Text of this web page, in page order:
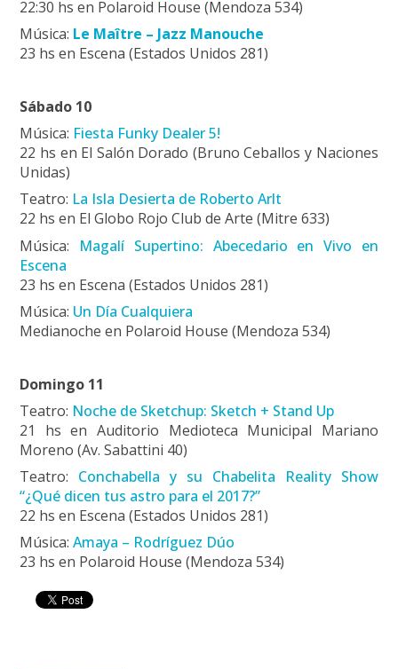
22:30 hs en Polaroid House (Mendoza 534)
Música: Le Maître – Jazz Manouche
23 hs en Escena (Estados Unidos 281)
Sábado 10
Música: Fiesta Funky Dealer 5!
22 hs en El Salón Dorado (Bruno Ceballos y Naciones
Unidas)
Teatro: La Isla Desierta de Roberto Arlt
22 hs en El Globo Rojo Club de Arte (Mitre 633)
Música: Magalí Supertino: Abecedario en Vivo en
Escena
23 hs en Escena (Estados Unidos 281)
Música: Un Día Cualquiera
Medianoche en Polaroid House (Mendoza 534)
Domingo 11
Teatro: Noche de Sketchup: Sketch + Stand Up
21 hs en Auditorio Medioteca Municipal Mariano
Moreno (Av. Sabattini 40)
Teatro: Conchabella y su Chabelita Reality Show
“¿Qué dicen tus astro para el 2017?”
22 hs en Escena (Estados Unidos 281)
Música:Amaya – Rodríguez Dúo
23 hs en Polaroid House (Mendoza 534)